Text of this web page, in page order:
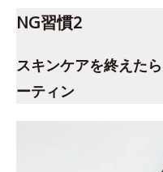
NG習慣2
スキンケアを終えた
ーティン